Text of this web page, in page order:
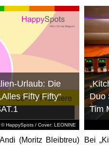
© HappySpots / Cover: LEONINE
Urlaub: Die
Fifty Fifty“
(Moritz Bleibtreu)
Duo
Tim
Bei